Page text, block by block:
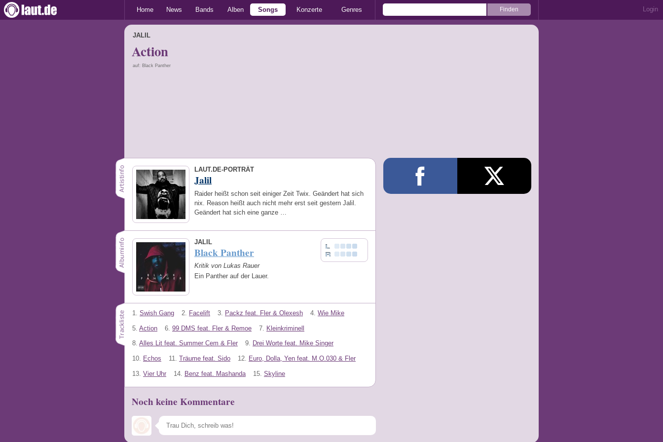
Home News Bands Alben Songs Konzerte Genres Login
JALIL
Action
auf: Black Panther
LAUT.DE-PORTRÄT
Jalil
Raider heißt schon seit einiger Zeit Twix. Geändert hat sich
nix. Reason heißt auch nicht mehr erst seit gestern Jalil.
Geändert hat sich eine ganze …
JALIL
Black Panther
Kritik von Lukas Rauer
Ein Panther auf der Lauer.
1. Swish Gang 2. Facelift 3. Packz feat. Fler & Olexesh 4. Wie Mike
5. Action 6. 99 DMS feat. Fler & Remoe 7. Kleinkriminell
8. Alles Lit feat. Summer Cem & Fler 9. Drei Worte feat. Mike Singer
10. Echos 11. Träume feat. Sido 12. Euro, Dolla, Yen feat. M.O.030 & Fler
13. Vier Uhr 14. Benz feat. Mashanda 15. Skyline
Noch keine Kommentare